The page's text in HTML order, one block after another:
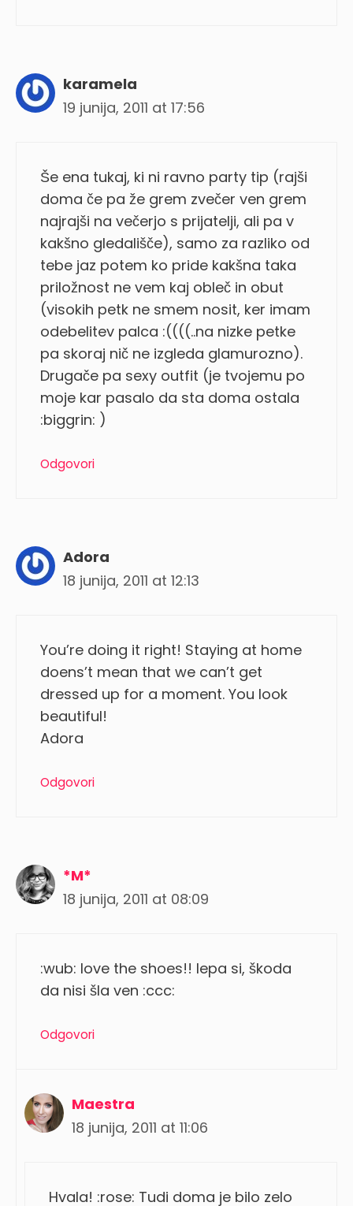
karamela
19 junija, 2011 at 17:56
Še ena tukaj, ki ni ravno party tip (rajši
doma če pa že grem zvečer ven grem
najrajši na večerjo s prijatelji, ali pa v
kakšno gledališče), samo za razliko od
tebe jaz potem ko pride kakšna taka
priložnost ne vem kaj obleč in obut
(visokih petk ne smem nosit, ker imam
odebelitev palca :((((..na nizke petke
pa skoraj nič ne izgleda glamurozno).
Drugače pa sexy outfit (je tvojemu po
moje kar pasalo da sta doma ostala
:biggrin: )
Odgovori
Adora
18 junija, 2011 at 12:13
You’re doing it right! Staying at home
doens’t mean that we can’t get
dressed up for a moment. You look
beautiful!
Adora
Odgovori
*M*
18 junija, 2011 at 08:09
:wub: love the shoes!! lepa si, škoda
da nisi šla ven :ccc:
Odgovori
Maestra
18 junija, 2011 at 11:06
Hvala! :rose: Tudi doma je bilo zelo